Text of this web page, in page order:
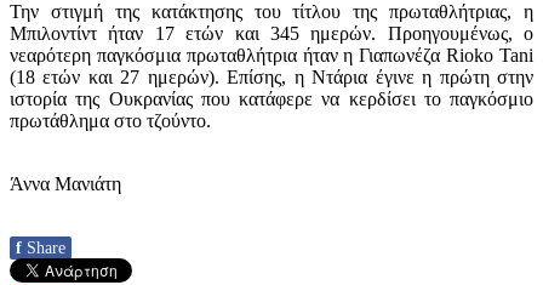
Την στιγμή της κατάκτησης του τίτλου της πρωταθλήτριας, η
Μπιλοντίντ ήταν 17 ετών και 345 ημερών. Προηγουμένως, ο
νεαρότερη παγκόσμια πρωταθλήτρια ήταν η Γιαπωνέζα Rioko Tani
(18 ετών και 27 ημερών). Επίσης, η Ντάρια έγινε η πρώτη στην
ιστορία της Ουκρανίας που κατάφερε να κερδίσει το παγκόσμιο
πρωτάθλημα στο τζούντο.
Άννα Μανιάτη
f Share